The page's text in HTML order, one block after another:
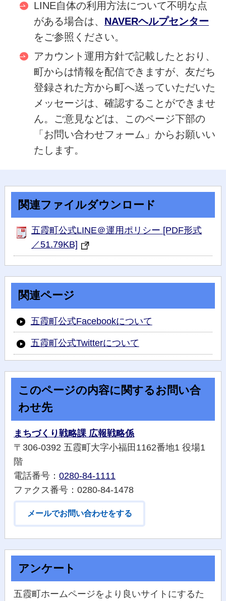
LINE自体の利用方法について不明な点
がある場合は、 NAVERヘルプセンター
をご参照ください。
アカウント運用方針で記載したとおり、
町からは情報を配信できますが、友だち
登録された方から町へ送っていただいた
メッセージは、確認することができませ
ん。ご意見などは、このページ下部の
「お問い合わせフォーム」からお願いい
たします。
関連ファイルダウンロード
五霞町公式LINE＠運用ポリシー [PDF形式
／51.79KB]
関連ページ
五霞町公式Facebookについて
五霞町公式Twitterについて
このページの内容に関するお問い合
わせ先
まちづくり戦略課 広報戦略係
〒306-0392 五霞町大字小福田1162番地1 役場1
階
電話番号：0280-84-1111
ファクス番号：0280-84-1478
メールでお問い合わせをする
アンケート
五霞町ホームページをより良いサイトにするた